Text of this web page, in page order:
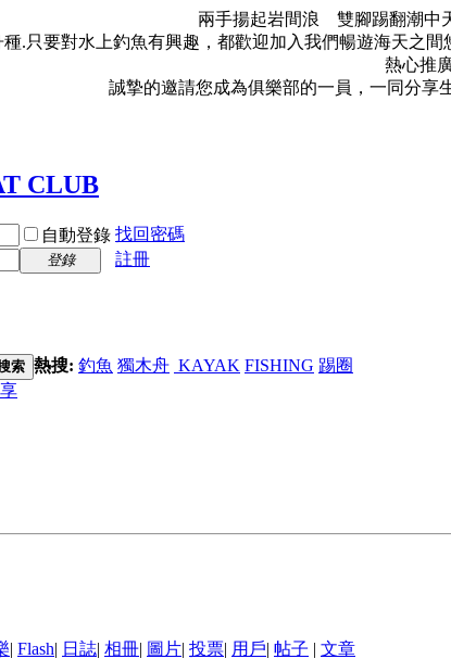
兩手揚起岩間浪 雙腳踢翻潮
.只要對水上釣魚有興趣，都歡迎加入我們暢遊海天之
熱心推
誠摯的邀請您成為俱樂部的一員，一同分享
自動登錄 找回密碼
登錄
註冊
索 熱搜: 釣魚 獨木舟 KAYAK FISHING 踢圈
| Flash| 日誌| 相冊| 圖片| 投票| 用戶| 帖子 | 文章